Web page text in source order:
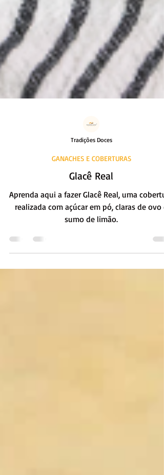
Tradições Doces
GANACHES E COBERTURAS
Glacê Real
Aprenda aqui a fazer Glacê Real, uma
realizada com açúcar em pó, claras de ovo e